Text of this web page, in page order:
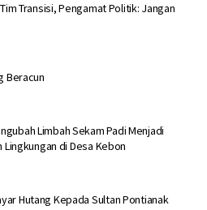
Transisi, Pengamat Politik: Jangan
Beracun
Limbah Sekam Padi Menjadi
Lingkungan di Desa Kebon
Hutang Kepada Sultan Pontianak